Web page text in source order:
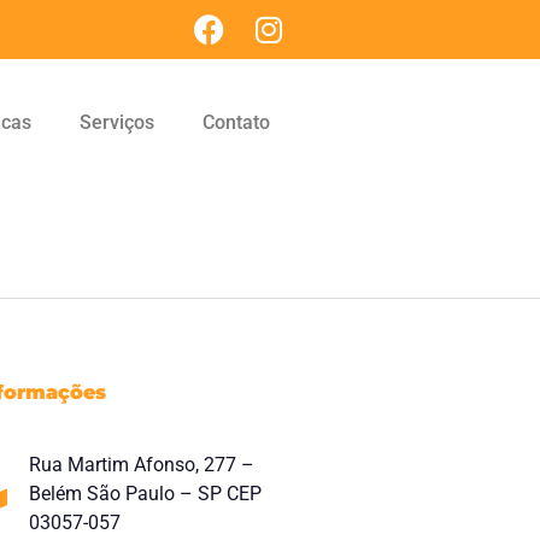
Serviços Contato
Rua Martim Afonso, 277 –
Belém São Paulo – SP CEP
03057-057